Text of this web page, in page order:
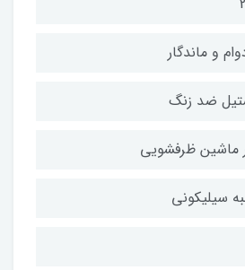
و ماندگار
ضد زنگ
ماشین ظرفشویی
سیلیکونی